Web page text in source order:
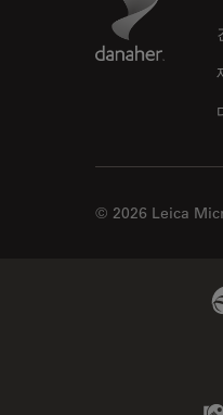
© 2026 Leica